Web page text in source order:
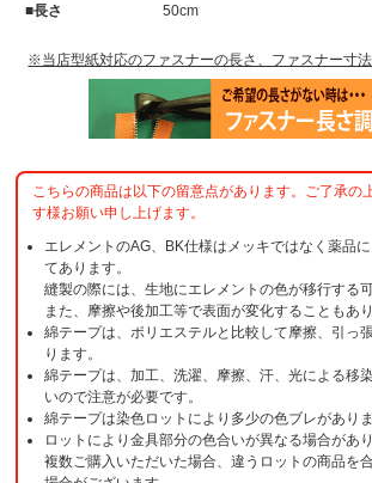
長さ
50cm
※当店型紙対応のファスナーの長さ、ファスナー寸
こちらの商品は以下の留意点があります。ご了承の
す様お願い申し上げます。
エレメントのAG、BK仕様はメッキではなく薬品
てあります。
縫製の際には、生地にエレメントの色が移行する
また、摩擦や後加工等で表面が変化することもあり
綿テープは、ポリエステルと比較して摩擦、引っ
ります。
綿テープは、加工、洗濯、摩擦、汗、光による移
いので注意が必要です。
綿テープは染色ロットにより多少の色ブレがありま
ロットにより金具部分の色合いが異なる場合があり
複数ご購入いただいた場合、違うロットの商品を